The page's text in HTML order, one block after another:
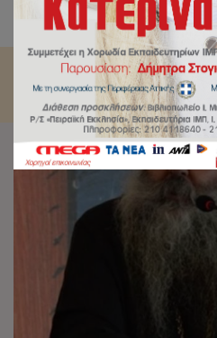
ζήτημα. Ἡ ἀληθής Κανονική
Λύσις.